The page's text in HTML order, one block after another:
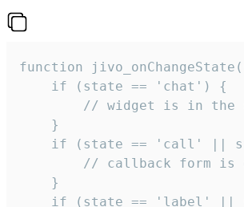
function
    if (state == 'chat') {
// widget is in the
    }
if (state == 'call' ||
// callback form is
    }
if (state == 'label' ||